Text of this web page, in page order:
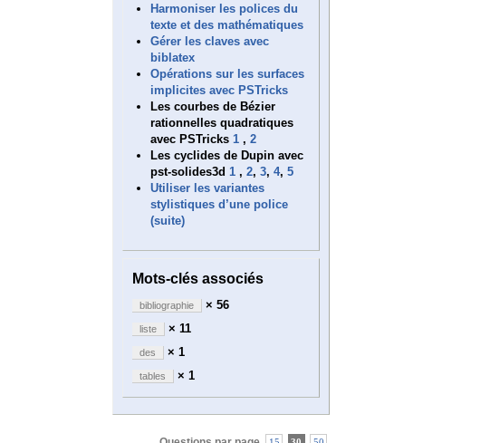
Harmoniser les polices du
texte et des mathématiques
Gérer les claves avec
biblatex
Opérations sur les surfaces
implicites avec PSTricks
Les courbes de Bézier
rationnelles quadratiques
avec PSTricks 1 , 2
Les cyclides de Dupin avec
pst-solides3d 1 , 2, 3, 4, 5
Utiliser les variantes
stylistiques d’une police
(suite)
Mots-clés associés
bibliographie × 56
liste × 11
des × 1
tables × 1